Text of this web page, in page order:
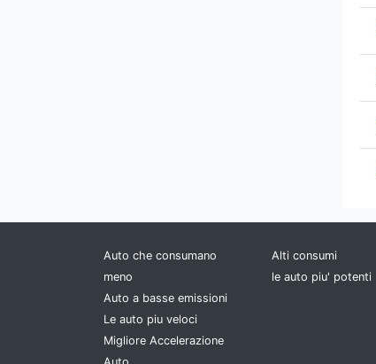
Auto che consumano
meno
Auto a basse emissioni
Le auto piu veloci
Migliore Accelerazione
Alti consumi
le auto piu' potenti